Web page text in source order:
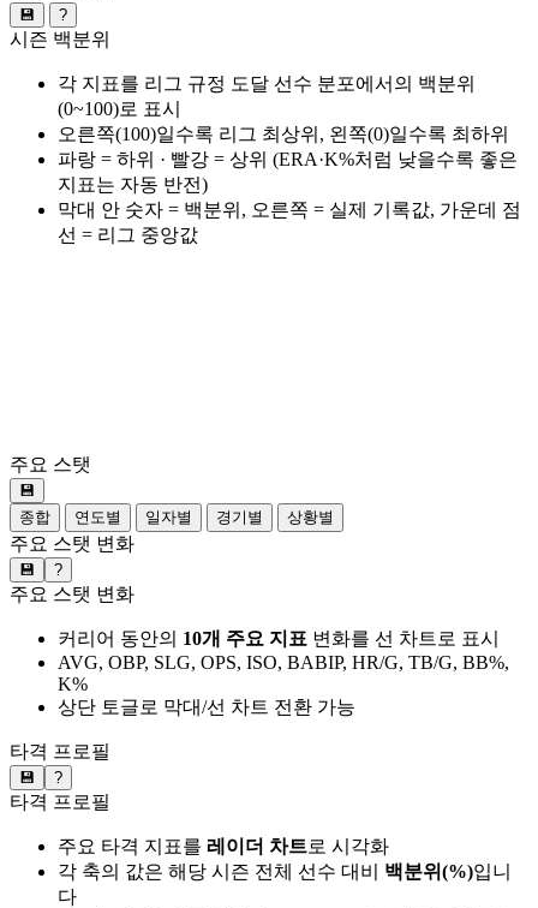
💾 ?
시즌 백분위
각 지표를 리그 규정 도달 선수 분포에서의 백분위
(0~100)로 표시
오른쪽(100)일수록 리그 최상위, 왼쪽(0)일수록 최하위
파랑 = 하위 · 빨강 = 상위 (ERA·K%처럼 낮을수록 좋은
지표는 자동 반전)
막대 안 숫자 = 백분위, 오른쪽 = 실제 기록값, 가운데 점
선 = 리그 중앙값
주요 스탯
💾
종합
연도별 일자별 경기별 상황별
주요 스탯 변화
💾 ?
주요 스탯 변화
커리어 동안의 10개 주요 지표 변화를 선 차트로 표시
AVG, OBP, SLG, OPS, ISO, BABIP, HR/G, TB/G, BB%,
K%
상단 토글로 막대/선 차트 전환 가능
타격 프로필
💾 ?
타격 프로필
주요 타격 지표를 레이더 차트로 시각화
각 축의 값은 해당 시즌 전체 선수 대비 백분위(%)입니
다